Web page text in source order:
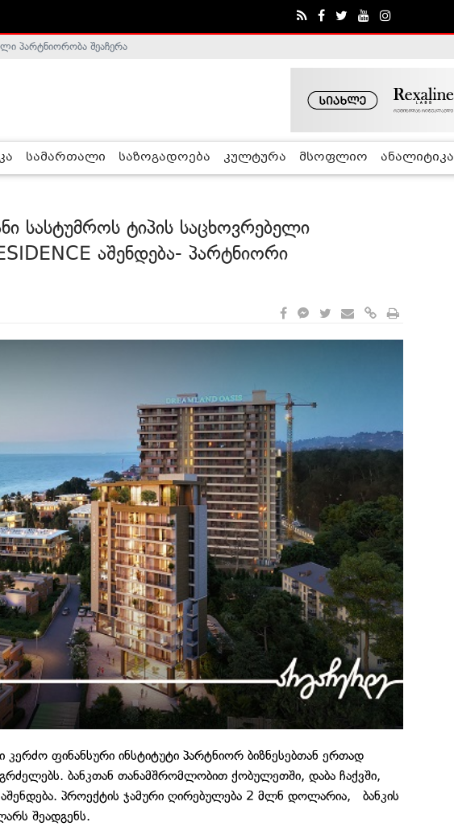
- ჰელსინკის კომისია
პარტნიორობა შეაჩერა
სამართალი საზოგადოება კულტურა მსოფლიო ანალიტიკა
სასტუმროს ტიპის საცხოვრებელი
აშენდება- პარტნიორი
ფინანსური ინსტიტუტი პარტნიორ ბიზნესებთან ერთად
ბანკთან თანამშრომლობით ქობულეთში, დაბა ჩაქვში,
პროექტის ჯამური ღირებულება 2 მლნ დოლარია, ბანკის
შეადგენს.